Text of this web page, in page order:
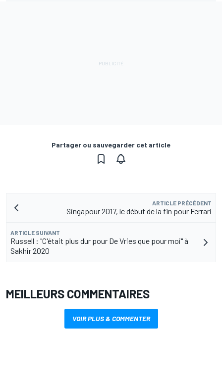
Partager ou sauvegarder cet article
ARTICLE PRÉCÉDENT
Singapour 2017, le début de la fin pour Ferrari
ARTICLE SUIVANT
Russell : "C'était plus dur pour De Vries que pour moi" à
Sakhir 2020
MEILLEURS COMMENTAIRES
VOIR PLUS & COMMENTER